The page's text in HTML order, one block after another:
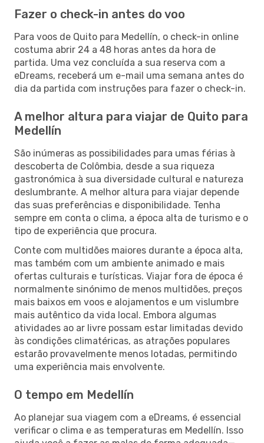
Fazer o check-in antes do voo
Para voos de Quito para Medellín, o check-in online
costuma abrir 24 a 48 horas antes da hora de
partida. Uma vez concluída a sua reserva com a
eDreams, receberá um e-mail uma semana antes do
dia da partida com instruções para fazer o check-in.
A melhor altura para viajar de Quito para
Medellín
São inúmeras as possibilidades para umas férias à
descoberta de Colômbia, desde a sua riqueza
gastronómica à sua diversidade cultural e natureza
deslumbrante. A melhor altura para viajar depende
das suas preferências e disponibilidade. Tenha
sempre em conta o clima, a época alta de turismo e o
tipo de experiência que procura.
Conte com multidões maiores durante a época alta,
mas também com um ambiente animado e mais
ofertas culturais e turísticas. Viajar fora de época é
normalmente sinónimo de menos multidões, preços
mais baixos em voos e alojamentos e um vislumbre
mais autêntico da vida local. Embora algumas
atividades ao ar livre possam estar limitadas devido
às condições climatéricas, as atrações populares
estarão provavelmente menos lotadas, permitindo
uma experiência mais envolvente.
O tempo em Medellín
Ao planejar sua viagem com a eDreams, é essencial
verificar o clima e as temperaturas em Medellín. Isso